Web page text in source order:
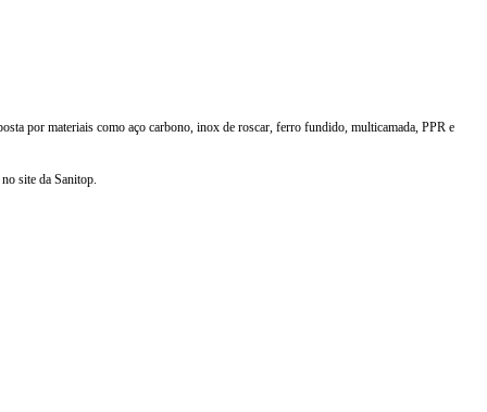
por materiais como aço carbono, inox de roscar, ferro fundido, multicamada, PPR e
site da Sanitop.